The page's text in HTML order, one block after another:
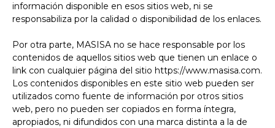
información disponible en esos sitios web, ni se
responsabiliza por la calidad o disponibilidad de los enlaces.
Por otra parte, MASISA no se hace responsable por los
contenidos de aquellos sitios web que tienen un enlace o
link con cualquier página del sitio https://www.masisa.com.
Los contenidos disponibles en este sitio web pueden ser
utilizados como fuente de información por otros sitios
web, pero no pueden ser copiados en forma íntegra,
apropiados, ni difundidos con una marca distinta a la de